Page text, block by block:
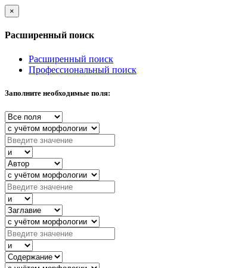
×
Расширенный поиск
Расширенный поиск
Профессиональный поиск
Заполните необходимые поля: